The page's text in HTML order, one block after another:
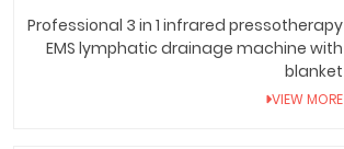
Professional 3 in 1 infrared pressotherapy
EMS lymphatic drainage machine with
blanket
VIEW MORE